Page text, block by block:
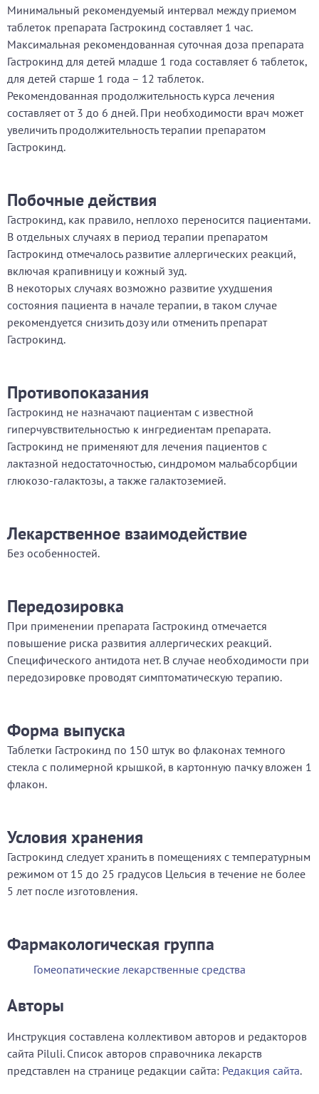
Минимальный рекомендуемый интервал между приемом
таблеток препарата Гастрокинд составляет 1 час.
Максимальная рекомендованная суточная доза препарата
Гастрокинд для детей младше 1 года составляет 6 таблеток,
для детей старше 1 года – 12 таблеток.
Рекомендованная продолжительность курса лечения
составляет от 3 до 6 дней. При необходимости врач может
увеличить продолжительность терапии препаратом
Гастрокинд.
Побочные действия
Гастрокинд, как правило, неплохо переносится пациентами.
В отдельных случаях в период терапии препаратом
Гастрокинд отмечалось развитие аллергических реакций,
включая крапивницу и кожный зуд.
В некоторых случаях возможно развитие ухудшения
состояния пациента в начале терапии, в таком случае
рекомендуется снизить дозу или отменить препарат
Гастрокинд.
Противопоказания
Гастрокинд не назначают пациентам с известной
гиперчувствительностью к ингредиентам препарата.
Гастрокинд не применяют для лечения пациентов с
лактазной недостаточностью, синдромом мальабсорбции
глюкозо-галактозы, а также галактоземией.
Лекарственное взаимодействие
Без особенностей.
Передозировка
При применении препарата Гастрокинд отмечается
повышение риска развития аллергических реакций.
Специфического антидота нет. В случае необходимости при
передозировке проводят симптоматическую терапию.
Форма выпуска
Таблетки Гастрокинд по 150 штук во флаконах темного
стекла с полимерной крышкой, в картонную пачку вложен 1
флакон.
Условия хранения
Гастрокинд следует хранить в помещениях с температурным
режимом от 15 до 25 градусов Цельсия в течение не более
5 лет после изготовления.
Фармакологическая группа
Гомеопатические лекарственные средства
Авторы
Инструкция составлена коллективом авторов и редакторов
сайта Piluli. Список авторов справочника лекарств
представлен на странице редакции сайта: Редакция сайта.